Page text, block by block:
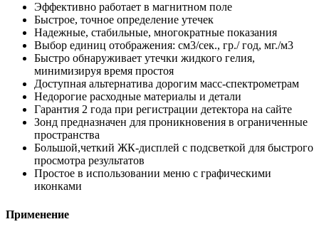
Эффективно работает в магнитном поле
Быстрое, точное определение утечек
Надежные, стабильные, многократные показания
Выбор единиц отображения: см3/сек., гр./ год, мг./м3
Быстро обнаруживает утечки жидкого гелия,
минимизируя время простоя
Доступная альтернатива дорогим масс-спектрометрам
Недорогие расходные материалы и детали
Гарантия 2 года при регистрации детектора на сайте
Зонд предназначен для проникновения в ограниченные
пространства
Большой,четкий ЖК-дисплей с подсветкой для быстрого
просмотра результатов
Простое в использовании меню с графическими
иконками
Применение